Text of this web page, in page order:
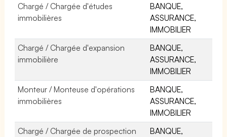
Chargé / Chargée d'études
immobilières
BANQUE,
ASSURANCE,
IMMOBILIER
Chargé / Chargée d'expansion
immobilière
BANQUE,
ASSURANCE,
IMMOBILIER
Monteur / Monteuse d'opérations
immobilières
BANQUE,
ASSURANCE,
IMMOBILIER
Chargé / Chargée de prospection
BANQUE,